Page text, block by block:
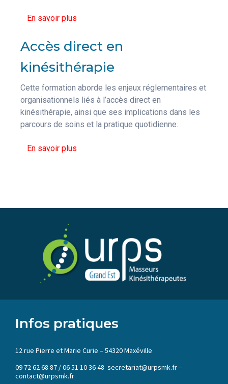
En savoir plus
Accès direct en
kinésithérapie
Cette formation aborde les enjeux réglementaires et
organisationnels liés à l’accès direct en
kinésithérapie, ainsi que ses implications dans les
parcours de soins et la pratique quotidienne.
En savoir plus
Infos pratiques
12 rue Pierre et Marie Curie – 54320 Maxéville
09 72 62 68 87 / 06 51 10 36 48 secretariat@urpsmk.fr –
contact@urpsmk.fr